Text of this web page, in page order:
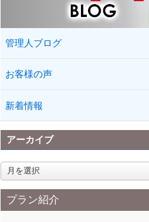
管理人ブログ
お客様の声
新着情報
アーカイブ
ア
ー
カ
イプラン紹介